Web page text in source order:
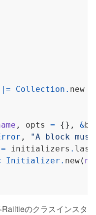
Collection .
, opts = {}, &
,
"A block
initializers . last
Initializer . new(
のクラスインスタ